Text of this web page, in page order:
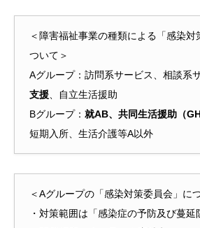
＜障害福祉事業の種類による「感染対
ついて＞
Aグループ：訪問系サービス、相談系
支援 、自立生活援助
Bグループ： 就AB、共同生活援助（
短期入所、生活介護等A以外
＜Aグループの「感染対策委員会」に
・対策範囲は「感染症の予防及び蔓延